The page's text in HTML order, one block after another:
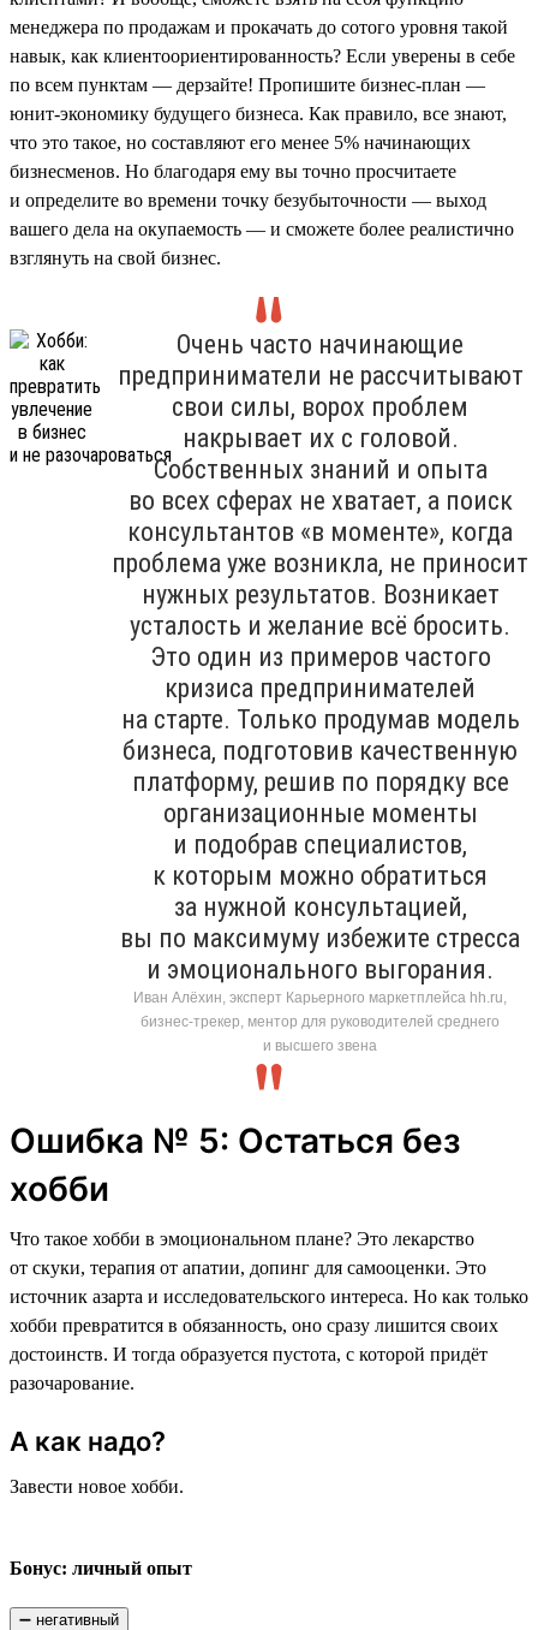
менеджера по продажам и прокачать до сотого уровня такой
навык, как клиентоориентированность? Если уверены в себе
по всем пунктам — дерзайте! Пропишите бизнес-план —
юнит-экономику будущего бизнеса. Как правило, все знают,
что это такое, но составляют его менее 5% начинающих
бизнесменов. Но благодаря ему вы точно просчитаете
и определите во времени точку безубыточности — выход
вашего дела на окупаемость — и сможете более реалистично
взглянуть на свой бизнес.
Очень часто начинающие
предприниматели не рассчитывают
свои силы, ворох проблем
накрывает их с головой.
Собственных знаний и опыта
во всех сферах не хватает, а поиск
консультантов «в моменте», когда
проблема уже возникла, не приносит
нужных результатов. Возникает
усталость и желание всё бросить.
Это один из примеров частого
кризиса предпринимателей
на старте. Только продумав модель
бизнеса, подготовив качественную
платформу, решив по порядку все
организационные моменты
и подобрав специалистов,
к которым можно обратиться
за нужной консультацией,
вы по максимуму избежите стресса
и эмоционального выгорания.
Иван Алёхин, эксперт Карьерного маркетплейса hh.ru,
бизнес-трекер, ментор для руководителей среднего
и высшего звена
Ошибка № 5: Остаться без
хобби
Что такое хобби в эмоциональном плане? Это лекарство
от скуки, терапия от апатии, допинг для самооценки. Это
источник азарта и исследовательского интереса. Но как только
хобби превратится в обязанность, оно сразу лишится своих
достоинств. И тогда образуется пустота, с которой придёт
разочарование.
А как надо?
Завести новое хобби.
Бонус: личный опыт
➖ негативный